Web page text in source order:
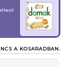
A KOSARADBAN.